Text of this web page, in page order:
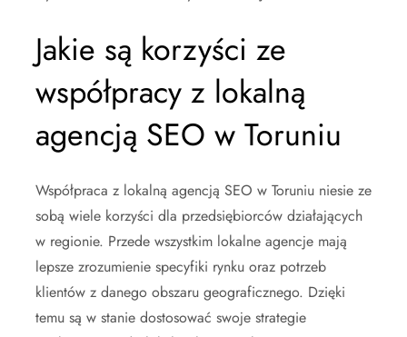
Jakie są korzyści ze
współpracy z lokalną
agencją SEO w Toruniu
Współpraca z lokalną agencją SEO w Toruniu niesie ze
sobą wiele korzyści dla przedsiębiorców działających
w regionie. Przede wszystkim lokalne agencje mają
lepsze zrozumienie specyfiki rynku oraz potrzeb
klientów z danego obszaru geograficznego. Dzięki
temu są w stanie dostosować swoje strategie